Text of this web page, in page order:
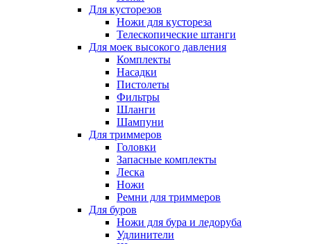
Для кусторезов
Ножи для кустореза
Телескопические штанги
Для моек высокого давления
Комплекты
Насадки
Пистолеты
Фильтры
Шланги
Шампуни
Для триммеров
Головки
Запасные комплекты
Леска
Ножи
Ремни для триммеров
Для буров
Ножи для бура и ледоруба
Удлинители